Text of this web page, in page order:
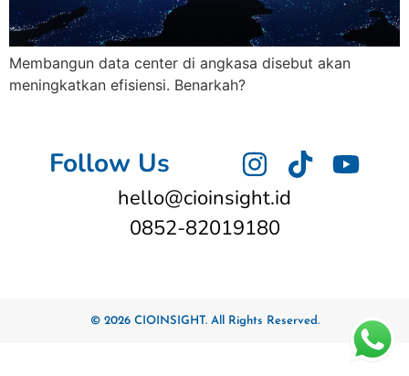
Membangun data center di angkasa disebut akan
meningkatkan efisiensi. Benarkah?
Follow Us
hello@cioinsight.id
0852-82019180
© 2026 CIOINSIGHT. All Rights Reserved.